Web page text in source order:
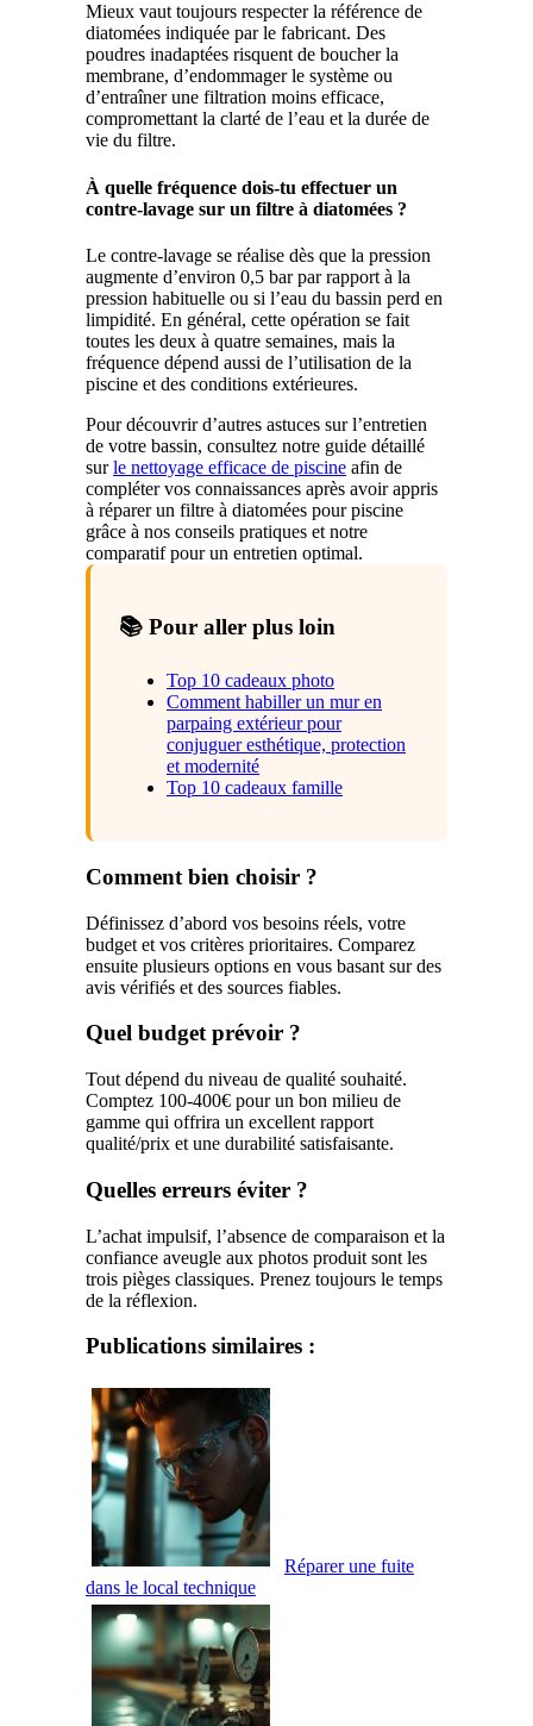
Mieux vaut toujours respecter la référence de
diatomées indiquée par le fabricant. Des
poudres inadaptées risquent de boucher la
membrane, d’endommager le système ou
d’entraîner une filtration moins efficace,
compromettant la clarté de l’eau et la durée de
vie du filtre.
À quelle fréquence dois-tu effectuer un
contre-lavage sur un filtre à diatomées ?
Le contre-lavage se réalise dès que la pression
augmente d’environ 0,5 bar par rapport à la
pression habituelle ou si l’eau du bassin perd en
limpidité. En général, cette opération se fait
toutes les deux à quatre semaines, mais la
fréquence dépend aussi de l’utilisation de la
piscine et des conditions extérieures.
Pour découvrir d’autres astuces sur l’entretien
de votre bassin, consultez notre guide détaillé
surle nettoyage efficace de piscine afin de
compléter vos connaissances après avoir appris
à réparer un filtre à diatomées pour piscine
grâce à nos conseils pratiques et notre
comparatif pour un entretien optimal.
📚 Pour aller plus loin
Top 10 cadeaux photo
Comment habiller un mur en
parpaing extérieur pour
conjuguer esthétique, protection
et modernité
Top 10 cadeaux famille
Comment bien choisir ?
Définissez d’abord vos besoins réels, votre
budget et vos critères prioritaires. Comparez
ensuite plusieurs options en vous basant sur des
avis vérifiés et des sources fiables.
Quel budget prévoir ?
Tout dépend du niveau de qualité souhaité.
Comptez 100-400€ pour un bon milieu de
gamme qui offrira un excellent rapport
qualité/prix et une durabilité satisfaisante.
Quelles erreurs éviter ?
L’achat impulsif, l’absence de comparaison et la
confiance aveugle aux photos produit sont les
trois pièges classiques. Prenez toujours le temps
de la réflexion.
Publications similaires :
Réparer une fuite
dans le local technique